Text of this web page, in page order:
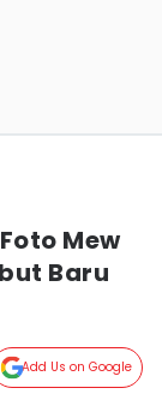
Mew
Baru
Add Us on Google